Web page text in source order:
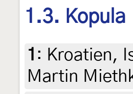
1.3. Kopula
1 : Kroatien,
Martin